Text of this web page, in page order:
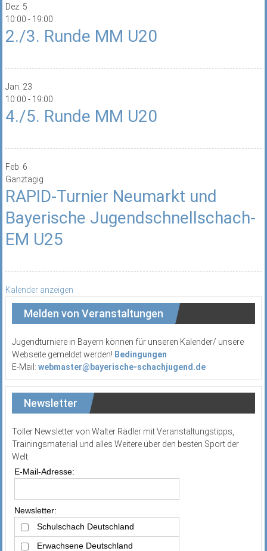
Dez. 5
10:00 - 19:00
2./3. Runde MM U20
Jan. 23
10:00 - 19:00
4./5. Runde MM U20
Feb. 6
Ganztägig
RAPID-Turnier Neumarkt und
Bayerische Jugendschnellschach-
EM U25
Kalender anzeigen
Melden von Veranstaltungen
Jugendturniere in Bayern können für unseren Kalender/ unsere
Webseite gemeldet werden! Bedingungen
E-Mail: webmaster@bayerische-schachjugend.de
Newsletter
Toller Newsletter von Walter Rädler mit Veranstaltungstipps,
Trainingsmaterial und alles Weitere über den besten Sport der
Welt.
E-Mail-Adresse:
Newsletter:
Schulschach Deutschland
Erwachsene Deutschland